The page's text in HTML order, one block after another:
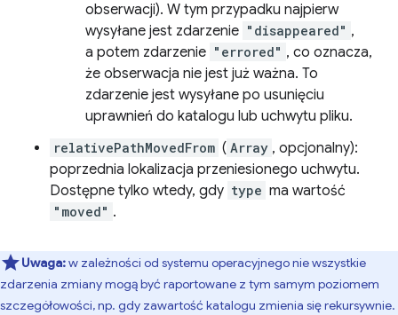
obserwacji). W tym przypadku najpierw
wysyłane jest zdarzenie "disappeared" ,
a potem zdarzenie "errored" , co oznacza,
że obserwacja nie jest już ważna. To
zdarzenie jest wysyłane po usunięciu
uprawnień do katalogu lub uchwytu pliku.
relativePathMovedFrom ( Array , opcjonalny):
poprzednia lokalizacja przeniesionego uchwytu.
Dostępne tylko wtedy, gdy type ma wartość
"moved" .
Uwaga:w zależności od systemu operacyjnego nie wszystkie
zdarzenia zmiany mogą być raportowane z tym samym poziomem
szczegółowości, np. gdy zawartość katalogu zmienia się rekursywnie.